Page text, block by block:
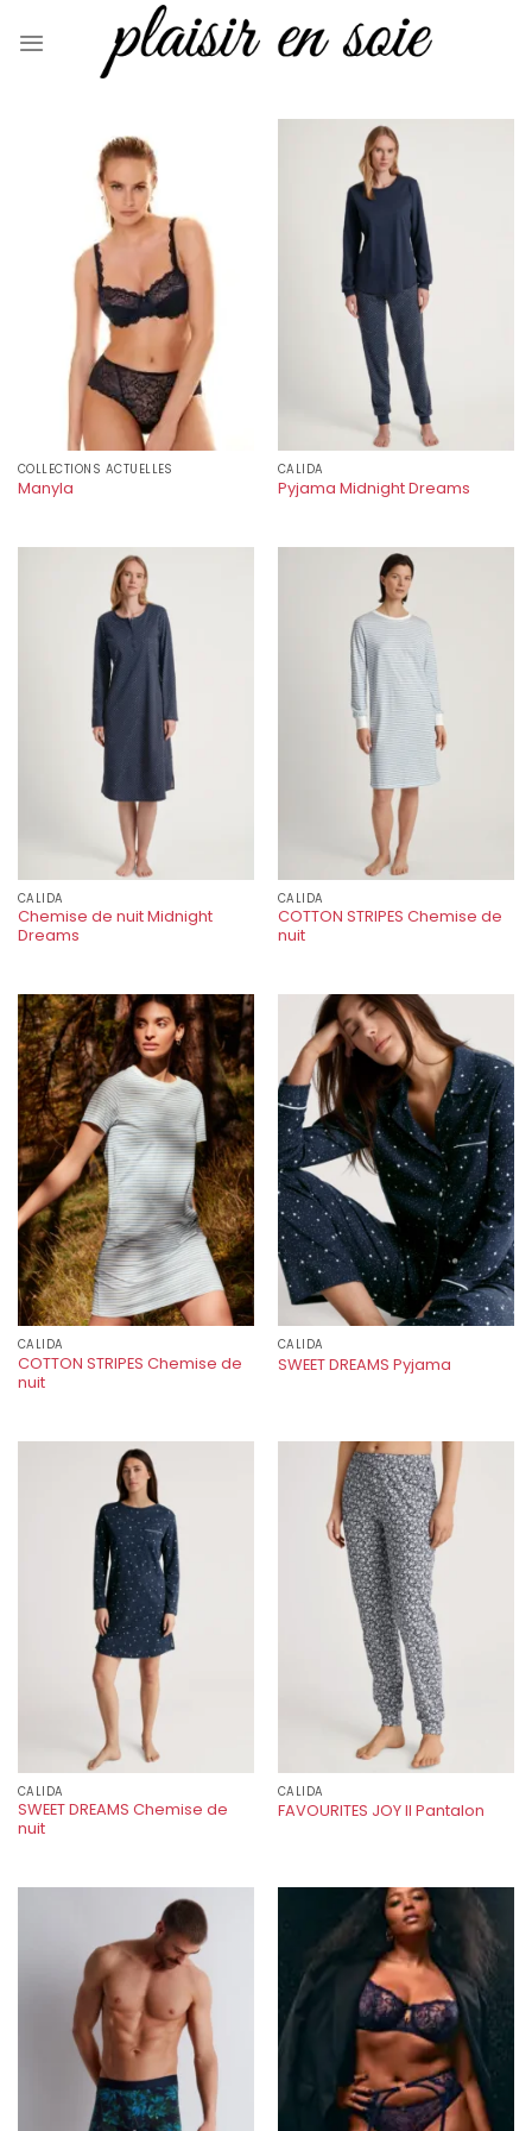
COLLECTIONS ACTUELLES
Manyla
CALIDA
Pyjama Midnight Dreams
CALIDA
Chemise de nuit Midnight
Dreams
CALIDA
COTTON STRIPES Chemise de
nuit
CALIDA
COTTON STRIPES Chemise de
nuit
CALIDA
SWEET DREAMS Pyjama
CALIDA
SWEET DREAMS Chemise de
nuit
CALIDA
FAVOURITES JOY II Pantalon